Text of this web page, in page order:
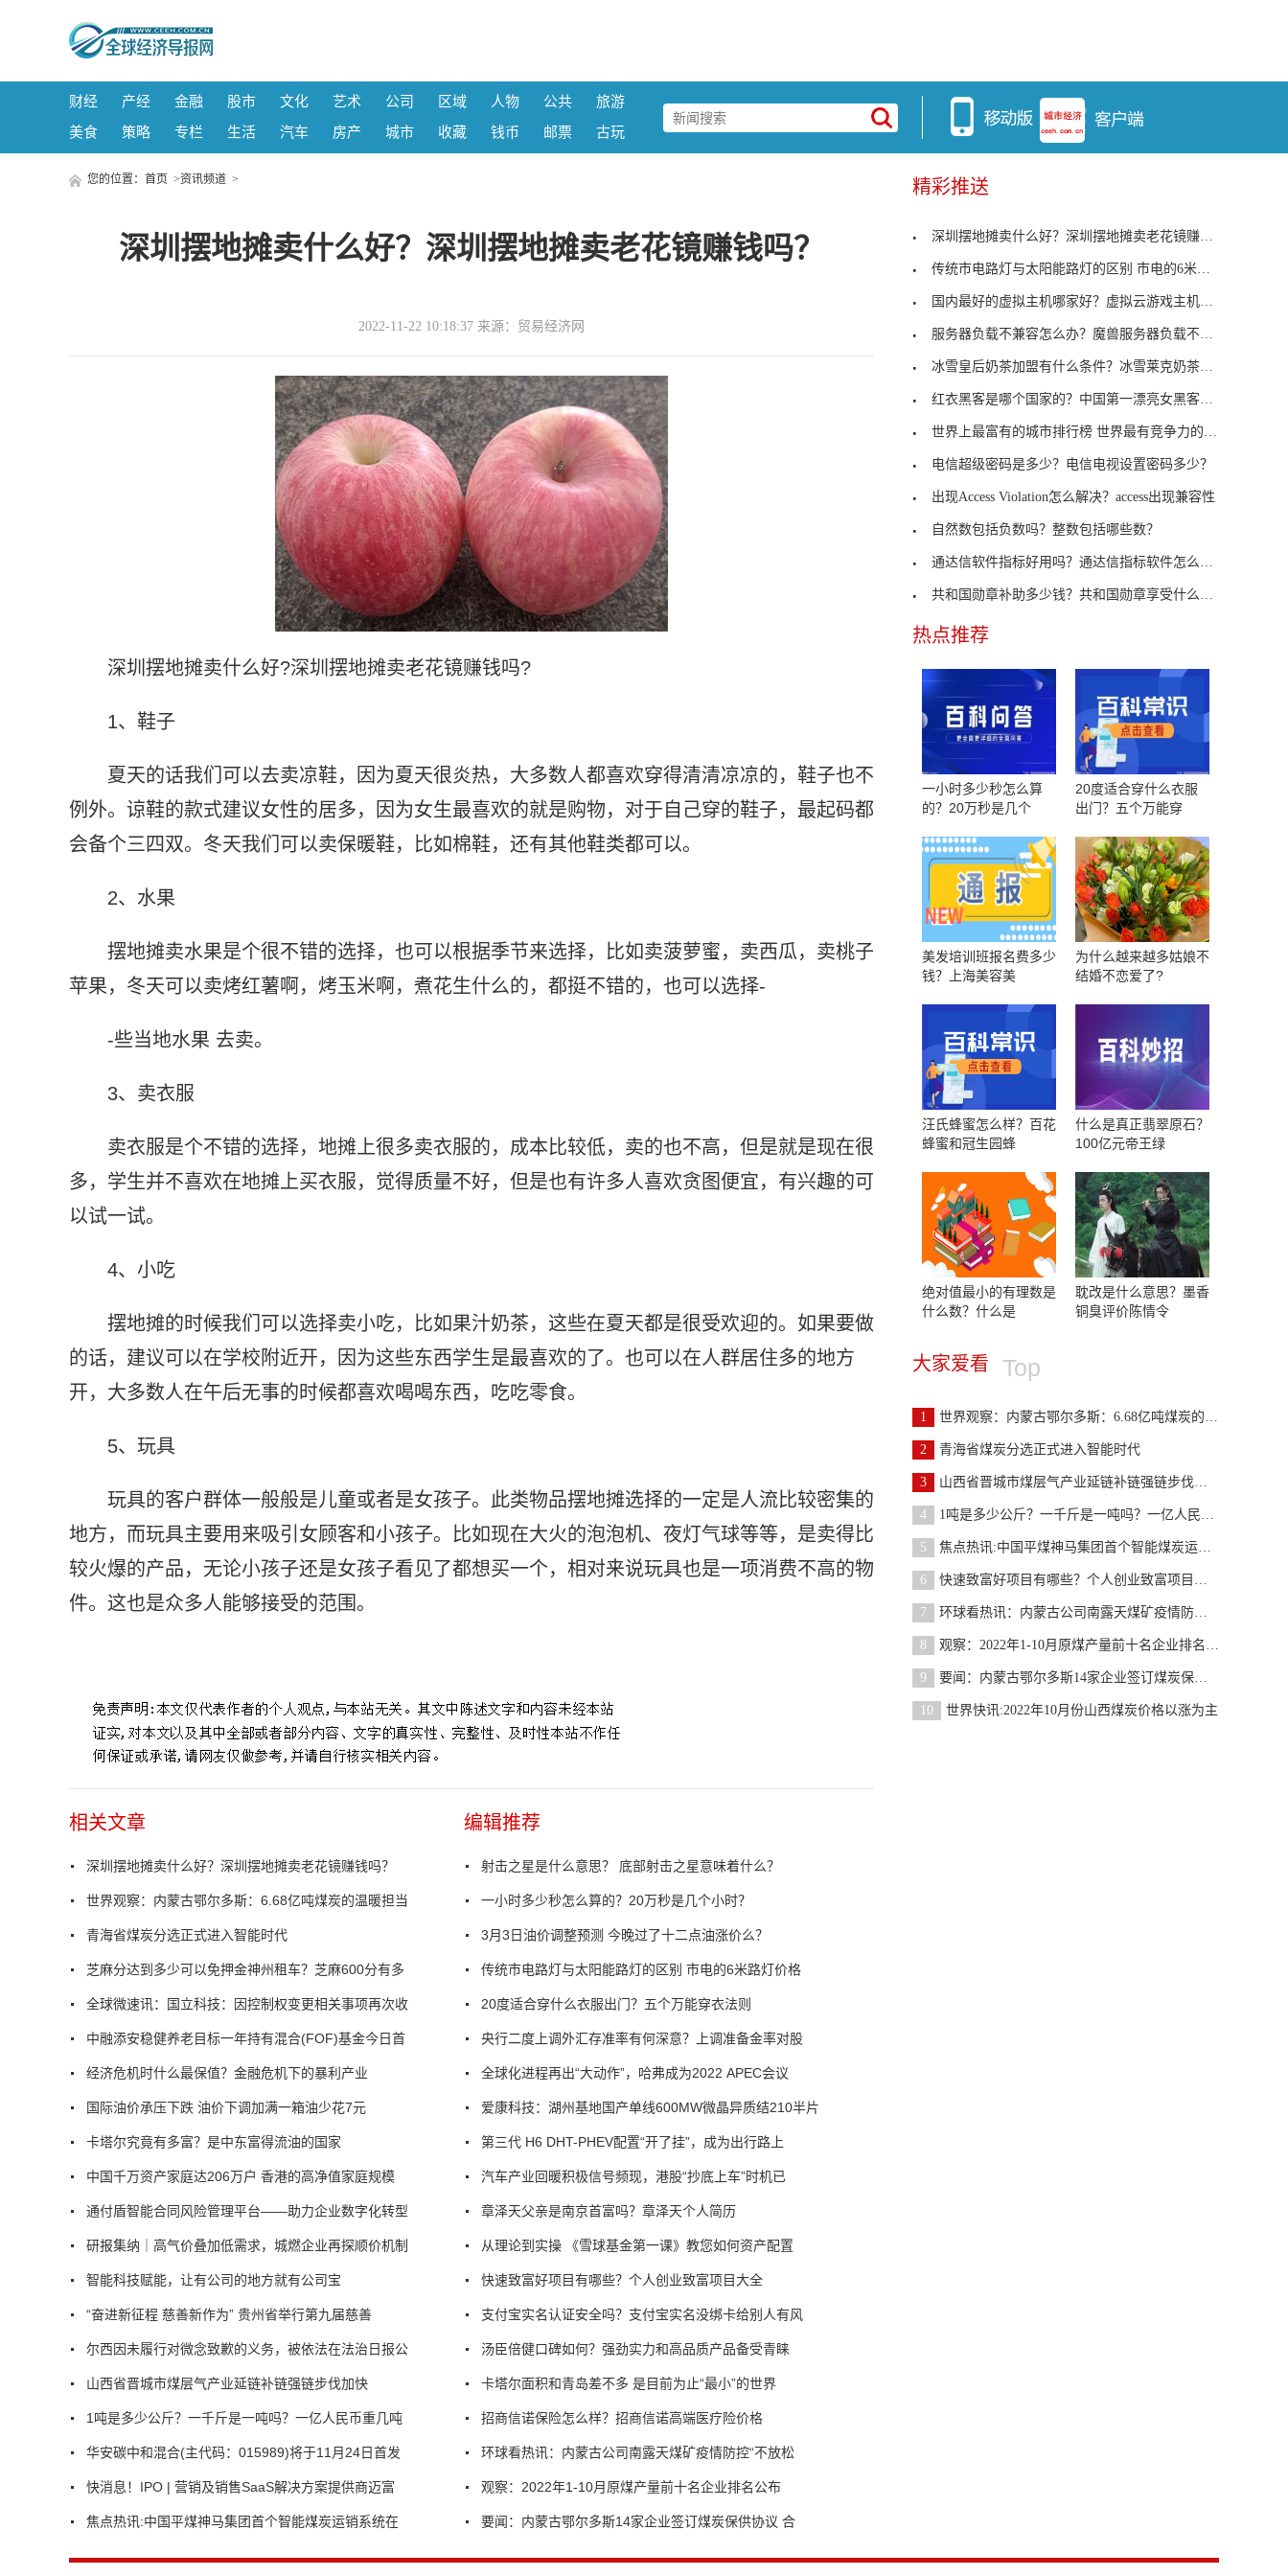
财经 产经 金融 股市 文化 艺术 公司 区域 人物 公共
旅游
美食
策略 专栏 生活 汽车 房产 城市 收藏 钱币 邮票 古玩
您的位置： 首页 >资讯频道 >
深圳摆地摊卖什么好？深圳摆地摊卖老花镜赚钱吗？
2022-11-22 10:18:37 来源：贸易经济网
深圳摆地摊卖什么好?深圳摆地摊卖老花镜赚钱吗?
1、鞋子
夏天的话我们可以去卖凉鞋，因为夏天很炎热，大多数人都喜欢穿得清清凉凉的，鞋子也不
例外。谅鞋的款式建议女性的居多，因为女生最喜欢的就是购物，对于自己穿的鞋子，最起码都
会备个三四双。冬天我们可以卖保暖鞋，比如棉鞋，还有其他鞋类都可以。
2、水果
摆地摊卖水果是个很不错的选择，也可以根据季节来选择，比如卖菠萝蜜，卖西瓜，卖桃子
苹果，冬天可以卖烤红薯啊，烤玉米啊，煮花生什么的，都挺不错的，也可以选择-
-些当地水果 去卖。
3、卖衣服
卖衣服是个不错的选择，地摊上很多卖衣服的，成本比较低，卖的也不高，但是就是现在很
多，学生并不喜欢在地摊上买衣服，觉得质量不好，但是也有许多人喜欢贪图便宜，有兴趣的可
以试一试。
4、小吃
摆地摊的时候我们可以选择卖小吃，比如果汁奶茶，这些在夏天都是很受欢迎的。如果要做
的话，建议可以在学校附近开，因为这些东西学生是最喜欢的了。也可以在人群居住多的地方
开，大多数人在午后无事的时候都喜欢喝喝东西，吃吃零食。
5、玩具
玩具的客户群体一般般是儿童或者是女孩子。此类物品摆地摊选择的一定是人流比较密集的
地方，而玩具主要用来吸引女顾客和小孩子。比如现在大火的泡泡机、夜灯气球等等，是卖得比
较火爆的产品，无论小孩子还是女孩子看见了都想买一个，相对来说玩具也是一项消费不高的物
件。这也是众多人能够接受的范围。
相关文章
深圳摆地摊卖什么好？深圳摆地摊卖老花镜赚钱吗？
世界观察：内蒙古鄂尔多斯：6.68亿吨煤炭的温暖担当
青海省煤炭分选正式进入智能时代
芝麻分达到多少可以免押金神州租车？芝麻600分有多
全球微速讯：国立科技：因控制权变更相关事项再次收
中融添安稳健养老目标一年持有混合(FOF)基金今日首
经济危机时什么最保值？金融危机下的暴利产业
国际油价承压下跌 油价下调加满一箱油少花7元
卡塔尔究竟有多富？是中东富得流油的国家
中国千万资产家庭达206万户 香港的高净值家庭规模
通付盾智能合同风险管理平台——助力企业数字化转型
研报集纳｜高气价叠加低需求，城燃企业再探顺价机制
智能科技赋能，让有公司的地方就有公司宝
“奋进新征程 慈善新作为” 贵州省举行第九届慈善
尔西因未履行对微念致歉的义务，被依法在法治日报公
山西省晋城市煤层气产业延链补链强链步伐加快
1吨是多少公斤？一千斤是一吨吗？一亿人民币重几吨
华安碳中和混合(主代码：015989)将于11月24日首发
快消息！IPO | 营销及销售SaaS解决方案提供商迈富
焦点热讯:中国平煤神马集团首个智能煤炭运销系统在
编辑推荐
射击之星是什么意思？ 底部射击之星意味着什么？
一小时多少秒怎么算的？20万秒是几个小时？
3月3日油价调整预测 今晚过了十二点油涨价么？
传统市电路灯与太阳能路灯的区别 市电的6米路灯价格
20度适合穿什么衣服出门？五个万能穿衣法则
央行二度上调外汇存准率有何深意？上调准备金率对股
全球化进程再出“大动作”，哈弗成为2022 APEC会议
爱康科技：湖州基地国产单线600MW微晶异质结210半片
第三代 H6 DHT-PHEV配置“开了挂”，成为出行路上
汽车产业回暖积极信号频现，港股“抄底上车”时机已
章泽天父亲是南京首富吗？章泽天个人简历
从理论到实操 《雪球基金第一课》教您如何资产配置
快速致富好项目有哪些？个人创业致富项目大全
支付宝实名认证安全吗？支付宝实名没绑卡给别人有风
汤臣倍健口碑如何？强劲实力和高品质产品备受青睐
卡塔尔面积和青岛差不多 是目前为止“最小”的世界
招商信诺保险怎么样？招商信诺高端医疗险价格
环球看热讯：内蒙古公司南露天煤矿疫情防控“不放松
观察：2022年1-10月原煤产量前十名企业排名公布
要闻：内蒙古鄂尔多斯14家企业签订煤炭保供协议 合
精彩推送
深圳摆地摊卖什么好？深圳摆地摊卖老花镜赚钱吗？
传统市电路灯与太阳能路灯的区别 市电的6米路灯价格
国内最好的虚拟主机哪家好？虚拟云游戏主机推荐
服务器负载不兼容怎么办？魔兽服务器负载不兼容怎么
冰雪皇后奶茶加盟有什么条件？冰雪莱克奶茶加盟费多
红衣黑客是哪个国家的？中国第一漂亮女黑客是谁？
世界上最富有的城市排行榜 世界最有竞争力的城市
电信超级密码是多少？电信电视设置密码多少？
出现Access Violation怎么解决？access出现兼容性
自然数包括负数吗？整数包括哪些数？
通达信软件指标好用吗？通达信指标软件怎么用？
共和国勋章补助多少钱？共和国勋章享受什么经济待遇
热点推荐
一小时多少秒怎么算
的？20万秒是几个
20度适合穿什么衣服
出门？五个万能穿
美发培训班报名费多少
钱？上海美容美
为什么越来越多姑娘不
结婚不恋爱了?
汪氏蜂蜜怎么样？百花
蜂蜜和冠生园蜂
什么是真正翡翠原石？
100亿元帝王绿
绝对值最小的有理数是
什么数？什么是
耽改是什么意思？墨香
铜臭评价陈情令
大家爱看 Top
1 世界观察：内蒙古鄂尔多斯：6.68亿吨煤炭的温暖担当
2 青海省煤炭分选正式进入智能时代
3 山西省晋城市煤层气产业延链补链强链步伐加快
4 1吨是多少公斤？一千斤是一吨吗？一亿人民币重几吨
5 焦点热讯:中国平煤神马集团首个智能煤炭运销系统在
6 快速致富好项目有哪些？个人创业致富项目大全
7 环球看热讯：内蒙古公司南露天煤矿疫情防控“不放松
8 观察：2022年1-10月原煤产量前十名企业排名公布
9 要闻：内蒙古鄂尔多斯14家企业签订煤炭保供协议 合
10 世界快讯:2022年10月份山西煤炭价格以涨为主